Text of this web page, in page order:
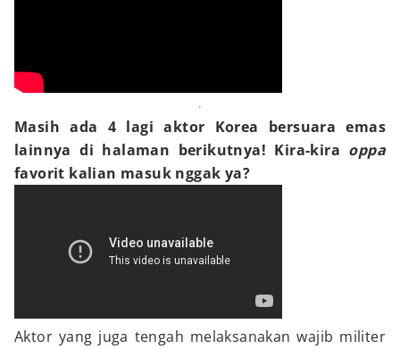
Masih ada 4 lagi aktor Korea bersuara emas
lainnya di halaman berikutnya! Kira-kira oppa
favorit kalian masuk nggak ya?
Aktor yang juga tengah melaksanakan wajib militer